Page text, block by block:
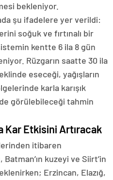
bekleniyor.
şu ifadelere yer verildi:
soğuk ve fırtınalı bir
kentte 6 ila 8 gün
Rüzgarın saatte 30 ila
eseceği, yağışların
karla karışık
görülebileceği tahmin
Kar Etkisini Artıracak
itibaren
Batman’ın kuzeyi ve Siirt’in
Erzincan, Elazığ,